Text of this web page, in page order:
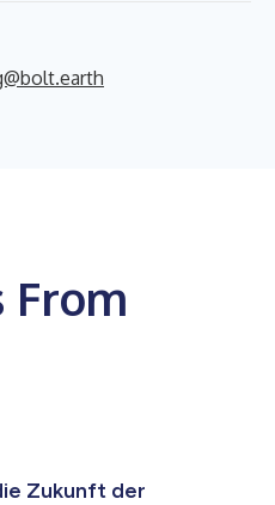
From
Zukunft der